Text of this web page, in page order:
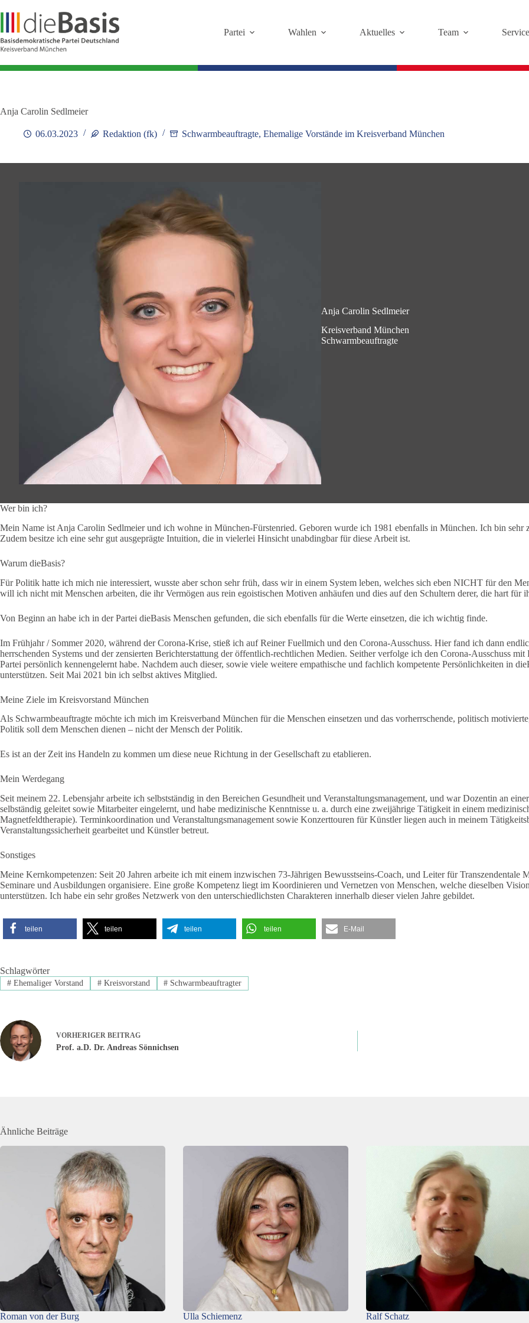
Inhalt
springen
Partei Wahlen Aktuelles Team Service
Anja Carolin Sedlmeier
06.03.2023 Redaktion (fk) Schwarmbeauftragte, Ehemalige Vorstände im Kreisverband München
Anja Carolin Sedlmeier
Kreisverband München
Schwarmbeauftragte
Wer bin ich?
Mein Name ist Anja Carolin Sedlmeier und ich wohne in München-Fürstenried. Geboren wurde ich 1981 ebenfalls in München. Ich bin sehr
Zudem besitze ich eine sehr gut ausgeprägte Intuition, die in vielerlei Hinsicht unabdingbar für diese Arbeit ist.
Warum dieBasis?
Für Politik hatte ich mich nie interessiert, wusste aber schon sehr früh, dass wir in einem System leben, welches sich eben NICHT für den
will ich nicht mit Menschen arbeiten, die ihr Vermögen aus rein egoistischen Motiven anhäufen und dies auf den Schultern derer, die hart für
Von Beginn an habe ich in der Partei dieBasis Menschen gefunden, die sich ebenfalls für die Werte einsetzen, die ich wichtig finde.
Im Frühjahr / Sommer 2020, während der Corona-Krise, stieß ich auf Reiner Fuellmich und den Corona-Ausschuss. Hier fand ich dann
herrschenden Systems und der zensierten Berichterstattung der öffentlich-rechtlichen Medien. Seither verfolge ich den Corona-Ausschuss
Partei persönlich kennengelernt habe. Nachdem auch dieser, sowie viele weitere empathische und fachlich kompetente Persönlichkeiten in
unterstützen. Seit Mai 2021 bin ich selbst aktives Mitglied.
Meine Ziele im Kreisvorstand München
Als Schwarmbeauftragte möchte ich mich im Kreisverband München für die Menschen einsetzen und das vorherrschende, politisch
Politik soll dem Menschen dienen – nicht der Mensch der Politik.
Es ist an der Zeit ins Handeln zu kommen um diese neue Richtung in der Gesellschaft zu etablieren.
Mein Werdegang
Seit meinem 22. Lebensjahr arbeite ich selbstständig in den Bereichen Gesundheit und Veranstaltungsmanagement, und war Dozentin an
selbständig geleitet sowie Mitarbeiter eingelernt, und habe medizinische Kenntnisse u. a. durch eine zweijährige Tätigkeit in einem
Magnetfeldtherapie). Terminkoordination und Veranstaltungsmanagement sowie Konzerttouren für Künstler liegen auch in meinem
Veranstaltungssicherheit gearbeitet und Künstler betreut.
Sonstiges
Meine Kernkompetenzen: Seit 20 Jahren arbeite ich mit einem inzwischen 73-Jährigen Bewusstseins-Coach, und Leiter für Transzendentale
Seminare und Ausbildungen organisiere. Eine große Kompetenz liegt im Koordinieren und Vernetzen von Menschen, welche dieselben
unterstützen. Ich habe ein sehr großes Netzwerk von den unterschiedlichsten Charakteren innerhalb dieser vielen Jahre gebildet.
teilen teilen teilen teilen E-Mail
Schlagwörter
#Ehemaliger Vorstand #Kreisvorstand # Schwarmbeauftragter
VORHERIGER BEITRAG
Prof. a.D. Dr. Andreas Sönnichsen
Ähnliche Beiträge
Roman von der Burg Ulla Schiemenz Ralf Schatz